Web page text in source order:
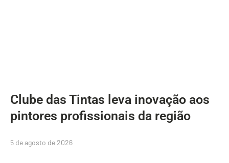
Clube das Tintas leva inovação aos
pintores profissionais da região
5 de agosto de 2026